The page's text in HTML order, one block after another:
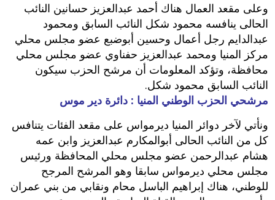
وعلى مقعد العمال هناك أحمد عبدالعزيز حسانين النائب
الحالى ينافسه محمود شكل النائب السابق ومحمود
عبدالدايم رجل أعمال وحسين أبوضبع عضو مجلس محلي
مركز المنيا ومحمد عبدالعزيز حفناوي عضو مجلس محلي
محافظة،‮ ‬وتؤكد المعلومات أن مرشح الحزب سيكون
النائب السابق محمود شكل‮.‬
مرشحي الحزب الوطني المنيا : دائرة دير موس
ونأتي لآخر دوائر المنيا ديرمواس على مقعد الفئات يتنافس
كل من النائب الحالى أبوالمكارم عبدالعزيز وابن عمه
هشام عبدالرحمن عضو مجلس محلي المحافظة ورئيس
مجلس محلي ديرمواس سابقا وهو المرشح المرجح
للوطني،‮ ‬هناك إبراهيم الباسل محام ونقابي من بني عمران